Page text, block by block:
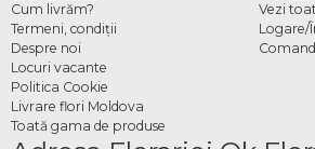
Cum livrăm?
Termeni, condiţii
Despre noi
Locuri vacante
Politica Cookie
Livrare flori Moldova
Toată gama de produse
Vezi
Logare/